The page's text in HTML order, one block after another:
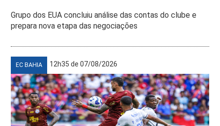
Grupo dos EUA concluiu análise das contas do clube e
prepara nova etapa das negociações
EC BAHIA 12h35 de 07/08/2026